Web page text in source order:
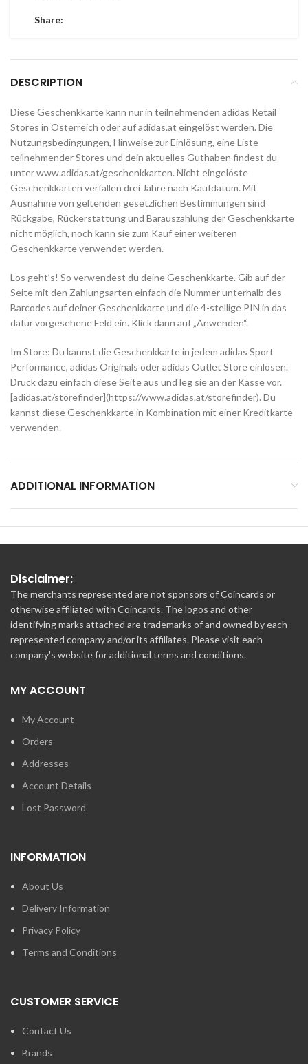
Share:
DESCRIPTION
Diese Geschenkkarte kann nur in teilnehmenden adidas Retail
Stores in Österreich oder auf adidas.at eingelöst werden. Die
Nutzungsbedingungen, Hinweise zur Einlösung, eine Liste
teilnehmender Stores und dein aktuelles Guthaben findest du
unter www.adidas.at/geschenkkarten. Nicht eingelöste
Geschenkkarten verfallen drei Jahre nach Kaufdatum. Mit
Ausnahme von geltenden gesetzlichen Bestimmungen sind
Rückgabe, Rückerstattung und Barauszahlung der Geschenkkarte
nicht möglich, noch kann sie zum Kauf einer weiteren
Geschenkkarte verwendet werden.
Los geht’s! So verwendest du deine Geschenkkarte. Gib auf der
Seite mit den Zahlungsarten einfach die Nummer unterhalb des
Barcodes auf deiner Geschenkkarte und die 4-stellige PIN in das
dafür vorgesehene Feld ein. Klick dann auf „Anwenden“.
Im Store: Du kannst die Geschenkkarte in jedem adidas Sport
Performance, adidas Originals oder adidas Outlet Store einlösen.
Druck dazu einfach diese Seite aus und leg sie an der Kasse vor.
[adidas.at/storefinder](https://www.adidas.at/storefinder). Du
kannst diese Geschenkkarte in Kombination mit einer Kreditkarte
verwenden.
ADDITIONAL INFORMATION
Disclaimer:
The merchants represented are not sponsors of Coincards or
otherwise affiliated with Coincards. The logos and other
identifying marks attached are trademarks of and owned by each
represented company and/or its affiliates. Please visit each
company's website for additional terms and conditions.
MY ACCOUNT
My Account
Orders
Addresses
Account Details
Lost Password
INFORMATION
About Us
Delivery Information
Privacy Policy
Terms and Conditions
CUSTOMER SERVICE
Contact Us
Brands